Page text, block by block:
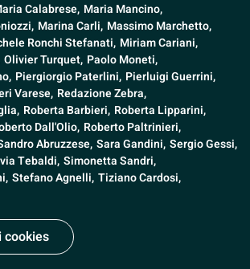
Calabrese, Maria Mancino,
Marina Carli, Massimo Marchetto,
Ronchi Stefanati, Miriam Cariani,
Olivier Turquet, Paolo Moneti,
Piergiorgio Paterlini, Pierluigi Guerrini,
Varese, Redazione Zebra,
Roberta Barbieri, Roberta Lipparini,
Dall'Olio, Roberto Paltrinieri,
Abruzzese, Sara Gandini, Sergio Gessi,
Tebaldi, Simonetta Sandri,
Stefano Agnelli, Tiziano Cardosi,
cookies